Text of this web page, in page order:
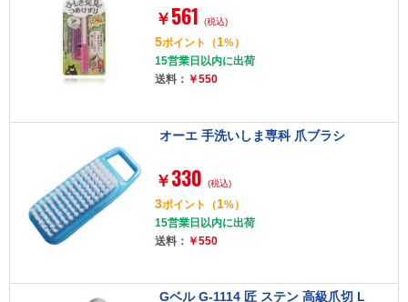
￥ 561 (税込)
5ポイント （1%）
15営業日以内に出荷
送料： ￥550
オーエ 手洗いしま専科 爪ブラシ
￥ 330 (税込)
3ポイント （1%）
15営業日以内に出荷
送料： ￥550
Gベル G-1114 匠 ステン 高級爪切 L